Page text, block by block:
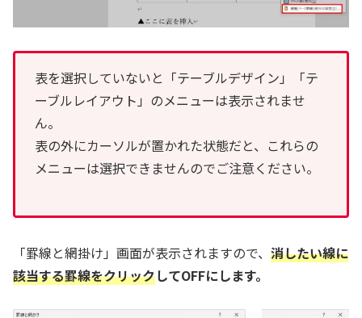
表を選択していないと「テーブルデザイン」「テ
ーブルレイアウト」のメニューは表示されませ
ん。
表の外にカーソルが置かれた状態だと、これらの
メニューは選択できませんのでご注意ください。
「罫線と網掛け」画面が表示されますので、 消したい線に
該当する罫線をクリックしてOFFにします。